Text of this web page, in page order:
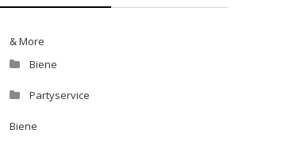
& More
Biene
Partyservice
Biene